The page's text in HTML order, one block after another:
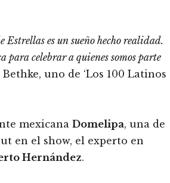
Estrellas es un sueño hecho realidad.
para celebrar a quienes somos parte
uno de ‘Los 100 Latinos
mexicana Domelipa, una de
en el show, el experto en
Hernández.